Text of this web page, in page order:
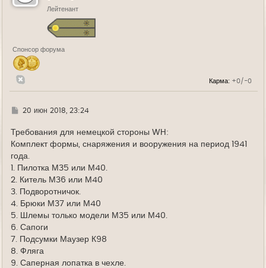
Лейтенант
Спонсор форума
Карма: +0/-0
Г20 июн 2018, 23:24
Требования для немецкой стороны WH:
Комплект формы, снаряжения и вооружения на период 1941
года.
1. Пилотка М35 или М40.
2. Китель М36 или М40
3. Подворотничок.
4. Брюки М37 или М40
5. Шлемы только модели М35 или М40.
6. Сапоги
7. Подсумки Маузер К98
8. Фляга
9. Саперная лопатка в чехле.